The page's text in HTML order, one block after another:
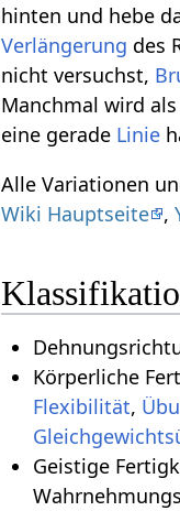
hinten und hebe
Verlängerung des
nicht versuchst,
Manchmal wird
eine gerade Linie
Alle Variationen
Wiki Hauptseite ,
Körperliche
Flexibilität,
Geistige